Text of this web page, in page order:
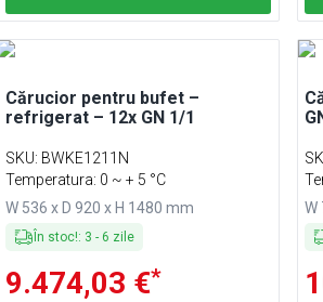
Cărucior pentru bufet –
refrigerat – 12x GN 1/1
SKU: BWKE1211N
Temperatura: 0 ~ + 5 °C
W 536 x D 920 x H 1480 mm
În stoc!: 3 - 6 zile
9.474,03 €*
W